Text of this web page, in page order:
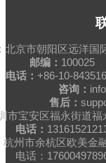
北京市朝阳区远洋国
邮编： 100025
电话： +86-10-
咨询：
售后：
市宝安区福永街道福
电话：
杭州市余杭区欧美金
电话：